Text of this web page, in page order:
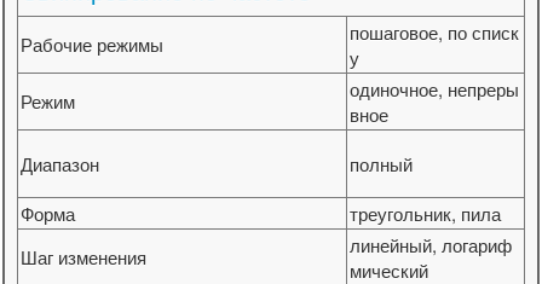
Рабочие режимы
пошаговое, по списк
у
Режим
одиночное, непреры
вное
Диапазон
полный
Форма
треугольник, пила
Шаг изменения
линейный, логариф
мический